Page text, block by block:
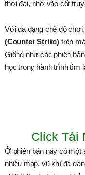
thời đại, nhờ vào cốt
Với đa dạng chế độ
(Counter Strike) trên
Giống như các phiên
học trong hành trình tìm
Click Tải
Ở phiên bản này có một
nhiều map, vũ khí đa